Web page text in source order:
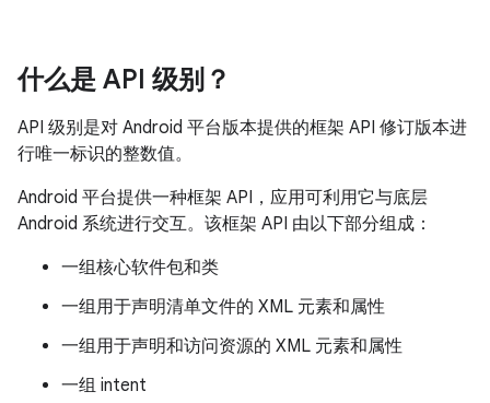
什么是 API 级别？
API 级别是对 Android 平台版本提供的框架 API 修订版本进
行唯一标识的整数值。
Android 平台提供一种框架 API，应用可利用它与底层
Android 系统进行交互。该框架 API 由以下部分组成：
一组核心软件包和类
一组用于声明清单文件的 XML 元素和属性
一组用于声明和访问资源的 XML 元素和属性
一组 intent